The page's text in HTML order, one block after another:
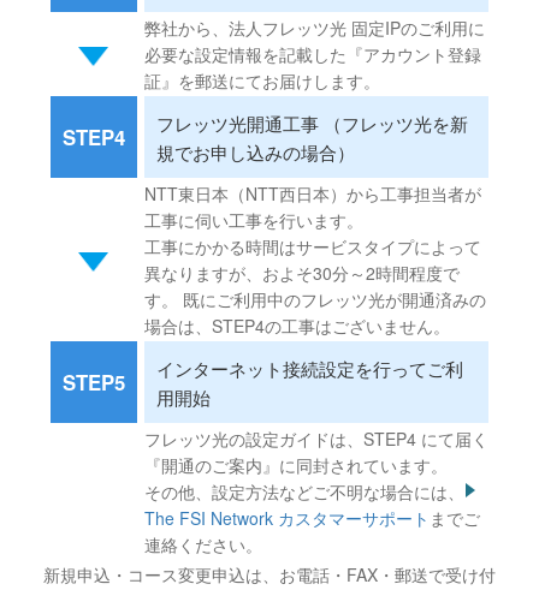
弊社から、法人フレッツ光 固定IPのご利用に
必要な設定情報を記載した『アカウント登録
証』を郵送にてお届けします。
STEP4
フレッツ光開通工事 （フレッツ光を新
規でお申し込みの場合）
NTT東日本（NTT西日本）から工事担当者が
工事に伺い工事を行います。
工事にかかる時間はサービスタイプによって
異なりますが、およそ30分～2時間程度で
す。 既にご利用中のフレッツ光が開通済みの
場合は、STEP4の工事はございません。
STEP5
インターネット接続設定を行ってご利
用開始
フレッツ光の設定ガイドは、STEP4 にて届く
『開通のご案内』に同封されています。
その他、設定方法などご不明な場合には、
The FSI Network カスタマーサポート までご
連絡ください。
新規申込・コース変更申込は、お電話・FAX・郵送で受け付